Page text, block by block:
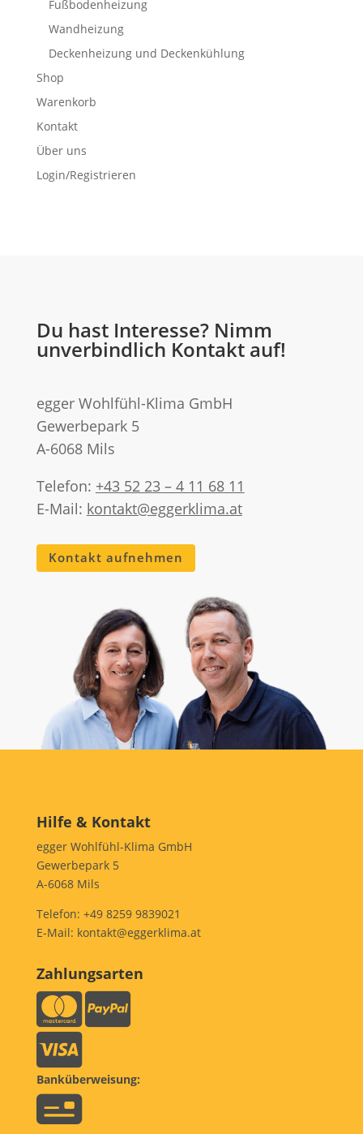
Fußbodenheizung
Wandheizung
Deckenheizung und Deckenkühlung
Shop
Warenkorb
Kontakt
Über uns
Login/Registrieren
Du hast Interesse? Nimm
unverbindlich Kontakt auf!
egger Wohlfühl-Klima GmbH
Gewerbepark 5
A-6068 Mils
Telefon: +43 52 23 – 4 11 68 11
E-Mail: kontakt@eggerklima.at
Kontakt aufnehmen
Hilfe & Kontakt
egger Wohlfühl-Klima GmbH
Gewerbepark 5
A-6068 Mils
Telefon: +49 8259 9839021
E-Mail: kontakt@eggerklima.at
Zahlungsarten
Banküberweisung: